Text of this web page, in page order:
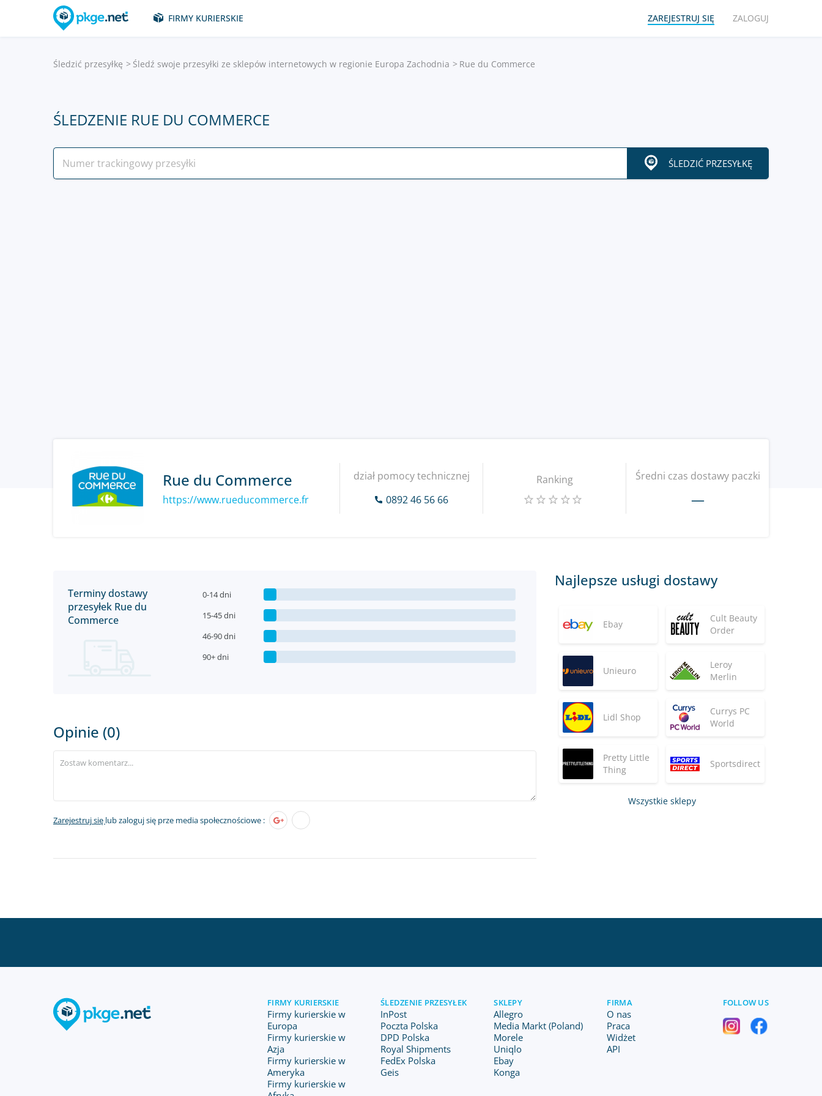
FIRMY KURIERSKIE ZAREJESTRUJ SIĘ ZALOGUJ
Śledzić przesyłkę Śledź swoje przesyłki ze sklepów internetowych w regionie Europa Zachodnia Rue du Commerce
ŚLEDZENIE RUE DU COMMERCE
ŚLEDZIĆ PRZESYŁKĘ
Rue du Commerce
https://www.rueducommerce.fr
dział pomocy technicznej
0892 46 56 66
Ranking Średni czas dostawy paczki
—
Terminy dostawy
przesyłek Rue du
Commerce
0-14 dni
15-45 dni
46-90 dni
90+ dni
Opinie (0)
Zarejestruj się lub zaloguj się prze media społecznościowe :
Najlepsze usługi dostawy
Ebay
Cult Beauty
Order
Unieuro
Leroy
Merlin
Lidl Shop
Currys PC
World
Pretty Little
Thing
Sportsdirect
Wszystkie sklepy
FIRMY KURIERSKIE
Firmy kurierskie w
Europa
Firmy kurierskie w
Azja
Firmy kurierskie w
Ameryka
Firmy kurierskie w
ŚLEDZENIE PRZESYŁEK
InPost
Poczta Polska
DPD Polska
Royal Shipments
FedEx Polska
Geis
SKLEPY
Allegro
Media Markt (Poland)
Morele
Uniqlo
Ebay
Konga
FIRMA
O nas
Praca
Widżet
API
FOLLOW US